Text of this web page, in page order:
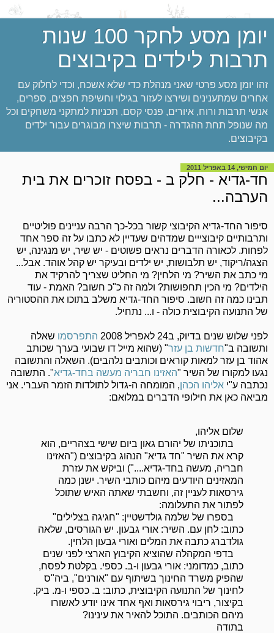
יומן מסע לחקר 100 שנות
תרבות לילדים בקיבוצים
זהו יומן מסע פרטי שאני מנהלת כדי שלא אשכח, וכדי לחלוק עם
אחרים שמתענינים ושירצו לעזור בגילוי וחשיפת חפצים, ספרים,
אנשי תרבות ורוח, איורים, פנסי קסם, תכניות למתקני משחקים וכל
מה שנופל תחת ההגדרה - תרבות שיצרו מבוגרים עבור ילדים
בקיבוצים.
יום חמישי, 14 באפריל 2011
חד-גדיא - חלק ב - בפסח זוכרים את בית
הערבה...
סיפור החד-גדיא הקיבוצי קשור בכל-כך הרבה עניינים פוליטיים
ותרבותיים קיבוצייים שמדהים שעדיין לא כתבו על זה ספר אחד
לפחות. לכאורה הדברים נראים פשוטים - יש שיר, יש מנגינה, יש
הצגה/ריקוד, יש תלבושות, יש ילדים ובעיקר יש קהל אוהד. אבל...
מי כתב את השיר? מי הלחין? מי החליט שצריך להרקיד את
הילדים? מי הכין תחפושות? ולמה זה כ"כ חשוב? האמת - עוד
תבינו כמה זה חשוב. סיפור החד-גדיא משלב בתוכו את ההסטוריה
של התנועה הקיבוצית כולה - ו... נתחיל.
לפני שלוש שנים בדיוק, ב24 לאפריל 2008 התפרסמו שאלה
ותשובה ב"חדשות בן עזר" (שהוא מייל דו שבועי בערך שכותב
אהוד בן עזר למאות קוראים וכותבים נלהבים). השאלה והתשובה
נגעו למקורו של השיר "האזינו חבריה מעשה בחד-גדיא". התשובה
נכתבה ע"י אליהו הכהן, המומחה ה-גדול לתולדות הזמר העברי. אני
מביאה כאן את חילופי הדברים במלואם:
שלום אליהו,
בתוכניתו של יהורם גאון ביום שישי בצהריים, הוא
קרא את השיר "חד גדיא" הנהוג בקיבוצים ("האזינו
חבריה, מעשה בחד-גדיא....") וביקש את עזרת
המאזינים היודעים מיהם כותבי השיר. ישנן כמה
גירסאות לעניין זה, וחשבתי שאתה האיש שתוכל
לפתור את התעלומה:
בספרו של שלמה גולדשטיין: "חגיגה בצלילים"
כתוב: לחן עם. השיר: אורי גבעון. יש הגורסים, שלאה
גולדברג כתבה את המלים ואורי גבעון הלחין.
בדפי המקהלה שהוציא הקיבוץ הארצי לפני שנים
כתוב, כמדומני: אורי גבעון ו-ב. כספי. בקלטת לפסח,
שהפיק משרד החינוך בשיתוף עם "אורנים", ביה"ס
לחינוך של התנועה הקיבוצית, כתוב: ב. כספי ו-מ. ביק.
בקיצור, ריבוי גירסאות ואף אחד אינו יודע לאשורו
מיהם הכותבים. התוכל להאיר את עינינו?
בתודה